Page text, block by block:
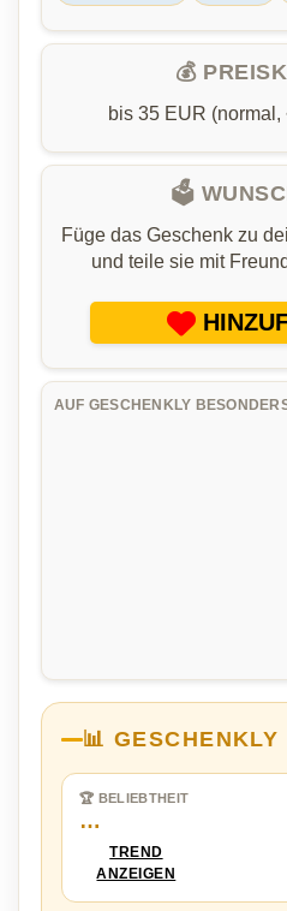
💰
bis 35 EUR
🗳️
Füge das Geschenk zu
und teile sie mit
AUF GESCHENKLY
📊
🏆 BELIEBTHEIT
…
TREND
ANZEIGEN